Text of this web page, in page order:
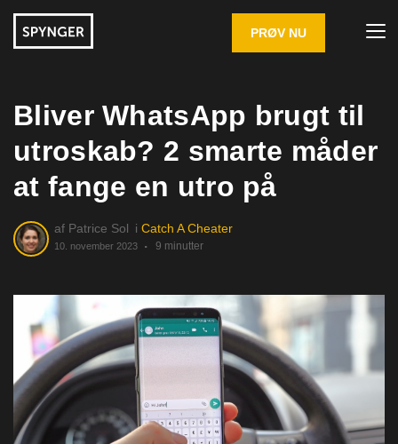
PRØV NU
Bliver WhatsApp brugt til
utroskab? 2 smarte måder
at fange en utro på
af Patrice Sol i Catch A Cheater
10. november 2023 9 minutter